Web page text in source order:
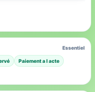
Essentiel
Paiement a l acte